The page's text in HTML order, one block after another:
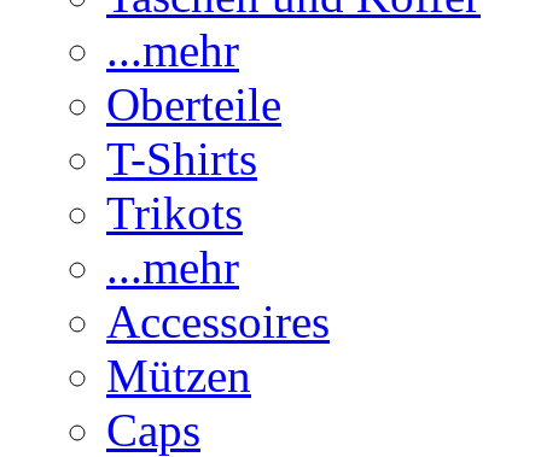
...mehr
Oberteile
T-Shirts
Trikots
...mehr
Accessoires
Mützen
Caps